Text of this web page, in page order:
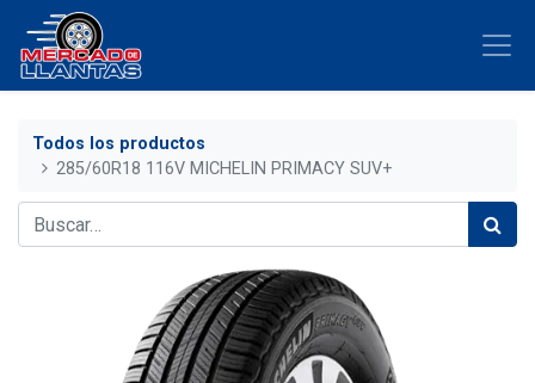
Todos los productos
285/60R18 116V MICHELIN PRIMACY SUV+